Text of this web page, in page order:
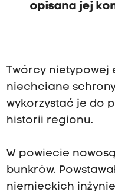
opisana jej
Twórcy nietypowej
niechciane
wykorzystać je do
historii regionu.
W powiecie
bunkrów.
niemieckich